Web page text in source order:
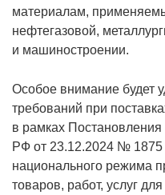
материалам,
нефтегазовой,
и машиностроении.
Особое внимание будет
требований при
в рамках Постановления
РФ от 23.12.2024 №
национального режима
товаров, работ, услуг